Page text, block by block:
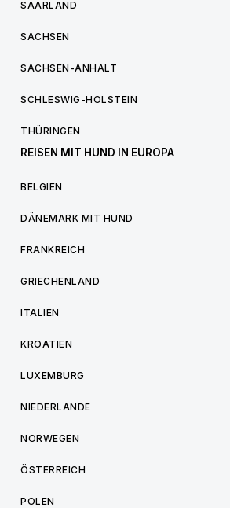
SAARLAND
SACHSEN
SACHSEN-ANHALT
SCHLESWIG-HOLSTEIN
THÜRINGEN
REISEN MIT HUND IN EUROPA
BELGIEN
DÄNEMARK MIT HUND
FRANKREICH
GRIECHENLAND
ITALIEN
KROATIEN
LUXEMBURG
NIEDERLANDE
NORWEGEN
ÖSTERREICH
POLEN